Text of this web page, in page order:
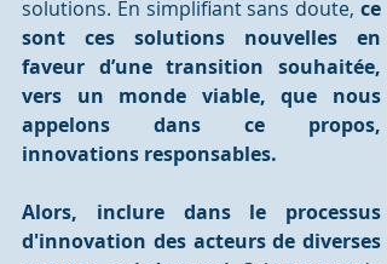
solutions. En simplifiant sans doute, ce
sont ces solutions nouvelles en
faveur d’une transition souhaitée,
vers un monde viable, que nous
appelons dans ce propos,
innovations responsables.
Alors, inclure dans le processus
d'innovation des acteurs de diverses